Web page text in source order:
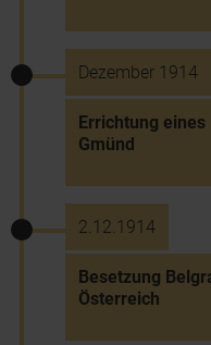
Dezember 1914
Errichtung
Gmünd
2.12.1914
Besetzung
Österreich